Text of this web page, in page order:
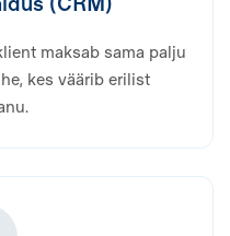
maksab sama palju
kes väärib erilist